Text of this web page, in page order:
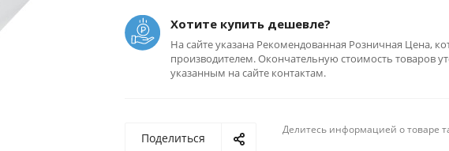
Хотите купить дешевле?
На сайте указана Рекомендованная Розничная Цена,
производителем. Окончательную стоимость товаров
указанным на сайте контактам.
Поделиться
Делитесь информацией о товаре